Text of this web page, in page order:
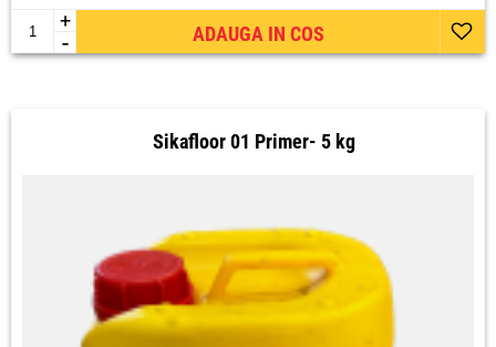
+
- ADAUGA IN COS
Sikafloor 01 Primer- 5 kg